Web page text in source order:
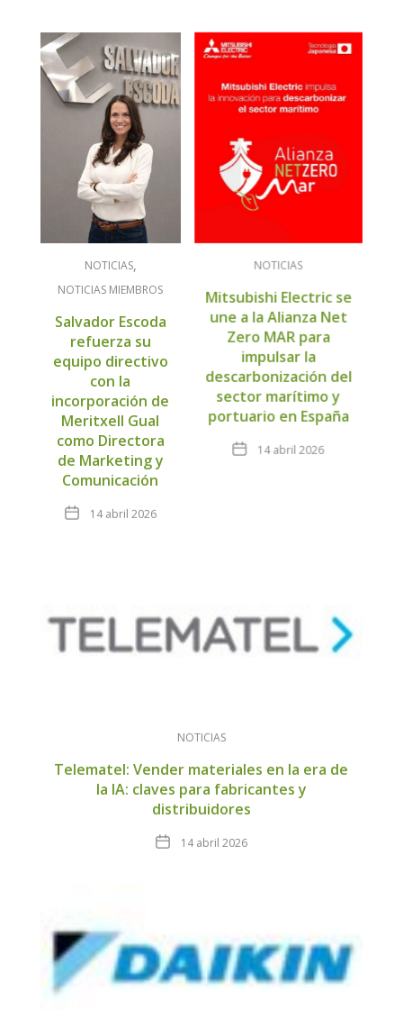
NOTICIAS
NOTICIAS MIEMBROS
Salvador Escoda
refuerza su
equipo directivo
con la
incorporación de
Meritxell Gual
como Directora
de Marketing y
Comunicación
Fecha14 abril 2026
NOTICIAS
Mitsubishi Electric se
une a la Alianza Net
Zero MAR para
impulsar la
descarbonización del
sector marítimo y
portuario en España
Fecha14 abril 2026
NOTICIAS
Telematel: Vender materiales en la era de
la IA: claves para fabricantes y
distribuidores
Fecha14 abril 2026